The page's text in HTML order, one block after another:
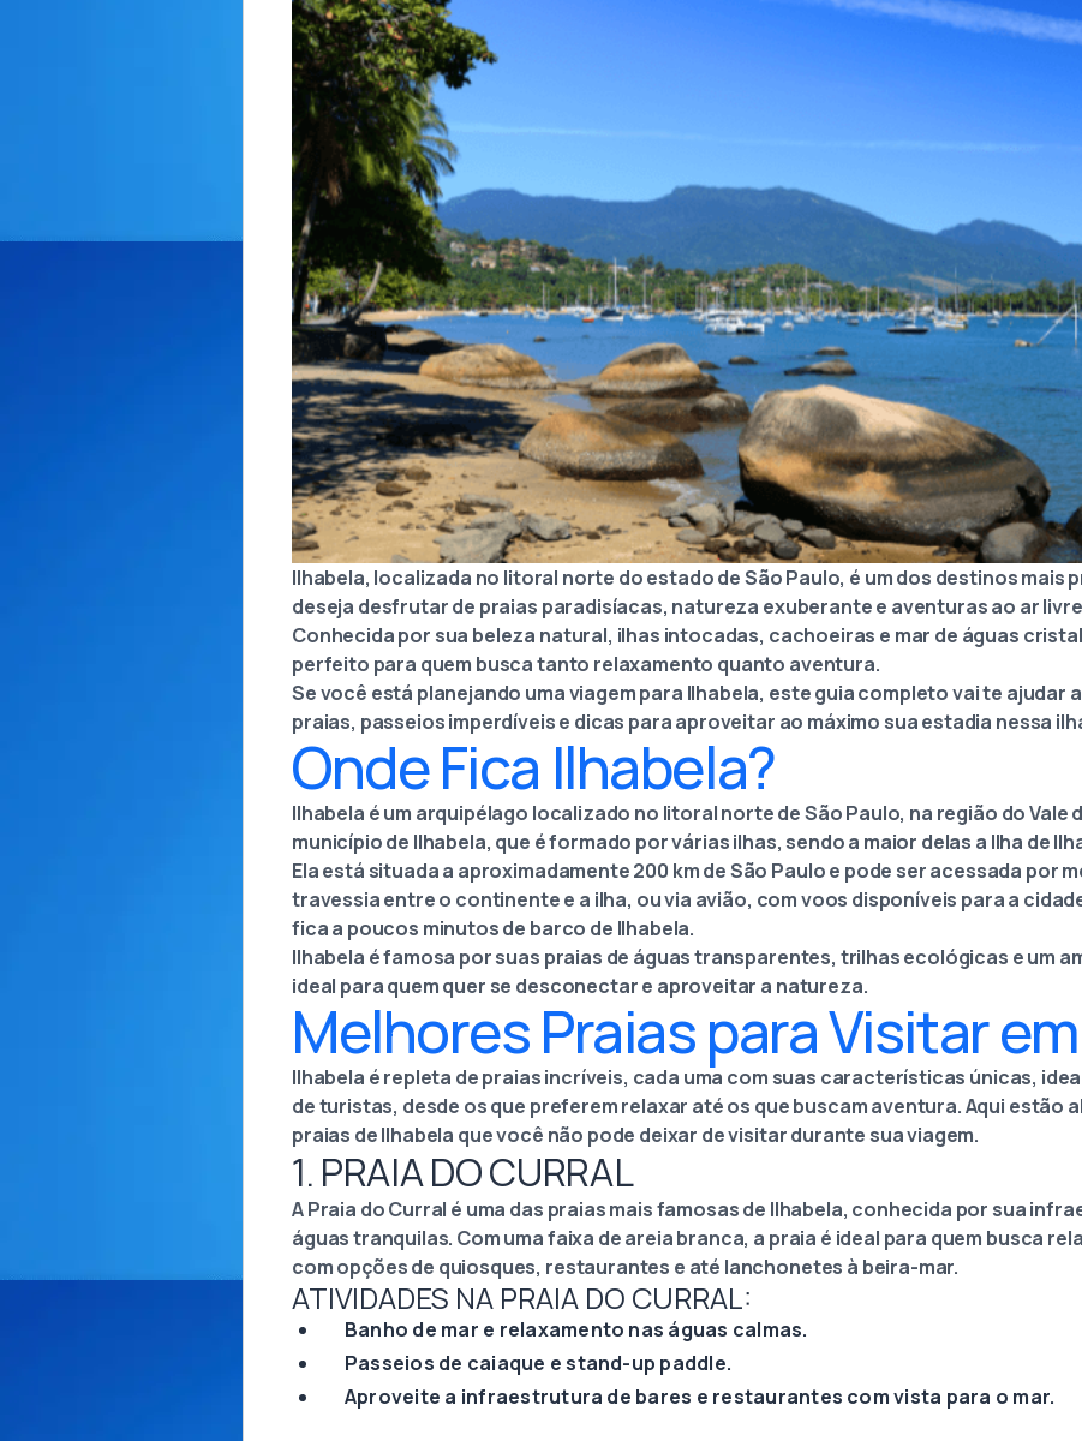
Ilhabela, localizada no litoral norte do estado de São Paulo, é um dos destinos mais
deseja desfrutar de praias paradisíacas, natureza exuberante e aventuras ao ar
Conhecida por sua beleza natural, ilhas intocadas, cachoeiras e mar de águas
perfeito para quem busca tanto relaxamento quanto aventura.
Se você está planejando uma viagem para Ilhabela, este guia completo vai te ajudar
praias, passeios imperdíveis e dicas para aproveitar ao máximo sua estadia nessa
Onde Fica Ilhabela?
Ilhabela é um arquipélago localizado no litoral norte de São Paulo, na região do Vale
município de Ilhabela, que é formado por várias ilhas, sendo a maior delas a Ilha de
Ela está situada a aproximadamente 200 km de São Paulo e pode ser acessada por
travessia entre o continente e a ilha, ou via avião, com voos disponíveis para a
fica a poucos minutos de barco de Ilhabela.
Ilhabela é famosa por suas praias de águas transparentes, trilhas ecológicas e um
ideal para quem quer se desconectar e aproveitar a natureza.
Melhores Praias para Visitar
Ilhabela é repleta de praias incríveis, cada uma com suas características únicas,
de turistas, desde os que preferem relaxar até os que buscam aventura. Aqui estão
praias de Ilhabela que você não pode deixar de visitar durante sua viagem.
1. PRAIA DO CURRAL
A Praia do Curral é uma das praias mais famosas de Ilhabela, conhecida por sua
águas tranquilas. Com uma faixa de areia branca, a praia é ideal para quem busca
com opções de quiosques, restaurantes e até lanchonetes à beira-mar.
ATIVIDADES NA PRAIA DO CURRAL:
Banho de mar e relaxamento nas águas calmas.
Passeios de caiaque e stand-up paddle.
Aproveite a infraestrutura de bares e restaurantes com vista para o mar.